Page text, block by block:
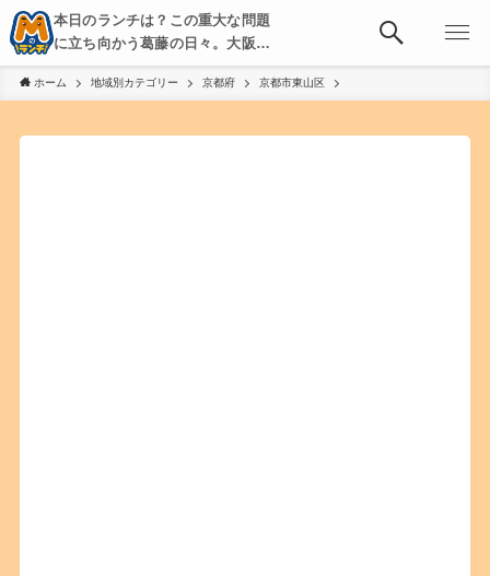
本日のランチは？この重大な問題
に立ち向かう葛藤の日々。大阪・
京都・神戸を中心とした食べ歩
き、飲み歩きを綴る。
ホーム 地域別カテゴリー 京都府 京都市東山区